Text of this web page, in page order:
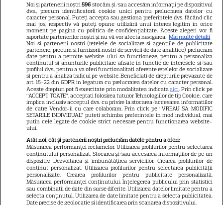
frânge inimi! A murit subit
prezentatoarea TV care ani de
zile ne-a adus știri de pe
Litoral
Jorge, revoltat după ce și-a
găsit apartamentul de la mare
devastat. Ce au lăsat în urmă
turiștii este strigător la Cer
Fiul Deei și al lui Dinu Maxer a
intrat la un liceu de renume
din București. Andreas, admis
Noi și partenerii noștri596 stocăm și/sau accesăm informații pe dispozitivul
dvs., precum identificatorii cookie unici pentru prelucrarea datelor cu
caracter personal. Puteți accepta sau gestiona preferințele dvs. făcând clic
mai jos, respectiv vă puteți opune utilizării unui interes legitim în orice
moment pe pagina cu politica de confidențialitate. Aceste alegeri vor fi
raportate partenerilor noștri și nu vă vor afecta navigarea. Mai multe detalii
Noi si partenerii nostri (retelele de socializare si agentiile de publicitate
partenere, precum si furnizorii nostri de servicii de date analitice) prelucram
date pentru a permite website-ului sa functioneze, pentru a personaliza
continutul si anunturile publicitare afisate in functie de interesele si/sau
profilul dvs., pentru a va oferi functionalitati aferente retelelor de socializare
si pentru a analiza traficul pe website. Beneficiati de drepturile prevazute de
art. 15-22 din GDPR in legatura cu prelucrarea datelor cu caracter personal.
Aceste drepturi pot fi exercitate prin modalitatea indicataaici. Prin click pe
“ACCEPT TOATE”, acceptati folosirea tuturor Tehnologiilor de tip Cookie, care
implica inclusiv acceptul dvs. cu privire la stocarea/accesarea informatiilor
de catre Vendor-ii cu care colaboram. Prin click pe “VREAU SA MODIFIC
SETARILE INDIVIDUAL” puteti schimba preferintele in mod individual, mai
putin cele legate de cookie strict necesare pentru functionarea website-
ului.
Atât noi, cât și partenerii noștri prelucrăm datele pentru a oferi:
Măsurarea performanței reclamelor. Utilizarea profilurilor pentru selectarea
conținutului personalizat. Stocarea și/sau accesarea informațiilor de pe un
dispozitiv. Dezvoltarea și îmbunătățirea serviciilor. Crearea profilurilor de
conținut personalizat. Utilizarea profilurilor pentru selectarea publicității
personalizate. Crearea profilurilor pentru publicitate personalizată.
Măsurarea performanței conținutului. Înțelegerea publicului prin statistici
sau combinații de date din surse diferite. Utilizarea datelor limitate pentru a
selecta conținutul. Utilizarea de date limitate pentru a selecta publicitatea.
Date precise de geolocație și identificarea prin scanarea dispozitivului.